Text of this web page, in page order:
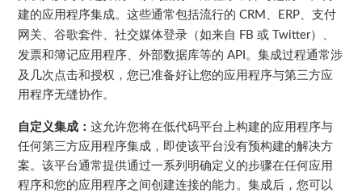
建的应用程序集成。这些通常包括流行的 CRM ERP 、支付
网关、谷歌套件、社交媒体登录（如来自 FB或 Twitter）、
发票和簿记应用程序、外部数据库等的 API 。集成过程通常涉
及几次点击和授权，您已准备好让您的应用程序与第三方应
用程序无缝协作。
自定义集成：这允许您将在低代码平台上构建的应用程序与
任何第三方应用程序集成，即使该平台没有预构建的解决方
案。该平台通常提供通过一系列明确定义的步骤在任何应用
程序和您的应用程序之间创建连接的能力。集成后，您可以